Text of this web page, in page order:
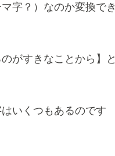
字？）なのか変換でき
がすきなことから】と
いくつもあるのです